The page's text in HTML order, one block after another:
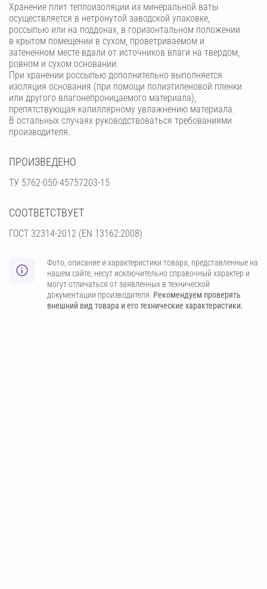
Хранение плит теплоизоляции из минеральной ваты
осуществляется в нетронутой заводской упаковке,
россыпью или на поддонах, в горизонтальном положении
в крытом помещении в сухом, проветриваемом и
затененном месте вдали от источников влаги на твердом,
ровном и сухом основании.
При хранении россыпью дополнительно выполняется
изоляция основания (при помощи полиэтиленовой пленки
или другого влагонепроницаемого материала),
препятствующая капиллярному увлажнению материала.
В остальных случаях руководствоваться требованиями
производителя.
ПРОИЗВЕДЕНО
ТУ 5762-050-45757203-15
СООТВЕТСТВУЕТ
ГОСТ 32314-2012 (ЕN 13162:2008)
Фото, описание и характеристики товара, представленные на
нашем сайте, несут исключительно справочный характер и
могут отличаться от заявленных в технической
документации производителя. Рекомендуем проверять
внешний вид товара и его технические характеристики.